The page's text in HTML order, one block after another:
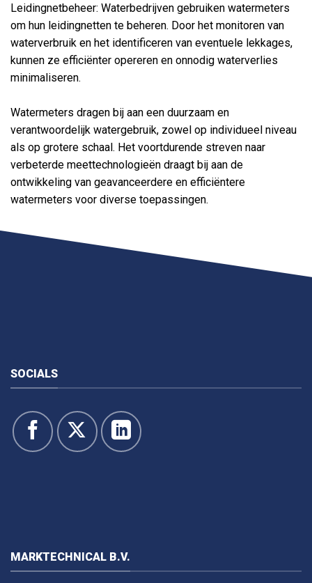
Leidingnetbeheer: Waterbedrijven gebruiken watermeters
om hun leidingnetten te beheren. Door het monitoren van
waterverbruik en het identificeren van eventuele lekkages,
kunnen ze efficiënter opereren en onnodig waterverlies
minimaliseren.
Watermeters dragen bij aan een duurzaam en
verantwoordelijk watergebruik, zowel op individueel niveau
als op grotere schaal. Het voortdurende streven naar
verbeterde meettechnologieën draagt bij aan de
ontwikkeling van geavanceerdere en efficiëntere
watermeters voor diverse toepassingen.
SOCIALS
MARKTECHNICAL B.V.